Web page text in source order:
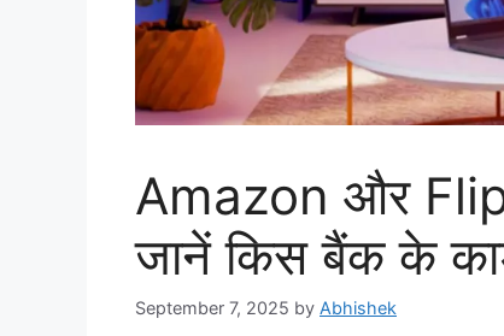
Amazon और
जानें किस बैंक के
September 7, 2025 by Abhishek